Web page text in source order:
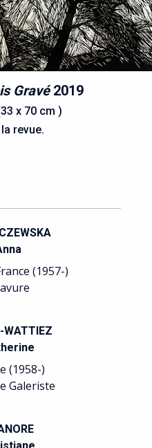
Gravé2019
x 70 cm )
revue.
(1957-)
WATTIEZ
(1958-)
Galeriste